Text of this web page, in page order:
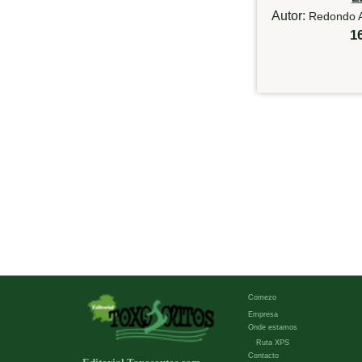
Autor: Redondo
Comezo
Empresa
Onde estamos
Ruta XPS
Contacto